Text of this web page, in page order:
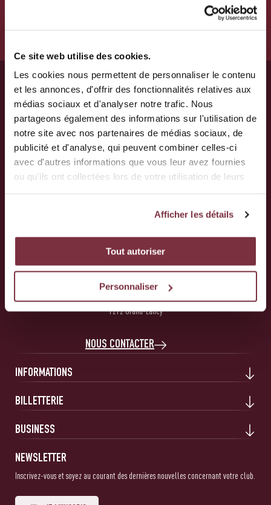
Ce site web utilise des cookies.
Les cookies nous permettent de personnaliser le contenu
et les annonces, d'offrir des fonctionnalités relatives aux
médias sociaux et d'analyser notre trafic. Nous
partageons également des informations sur l'utilisation de
notre site avec nos partenaires de médias sociaux, de
publicité et d'analyse, qui peuvent combiner celles-ci
avec d'autres informations que vous leur avez fournies
ou qu'ils ont collectées lors de votre utilisation de leurs
Afficher les détails
Tout autoriser
Personnaliser
10 Route Des Jeunes
1212 Grand-Lancy
NOUS CONTACTER
INFORMATIONS
BILLETTERIE
BUSINESS
NEWSLETTER
Inscrivez-vous et soyez au courant des dernières nouvelles concernant votre club.